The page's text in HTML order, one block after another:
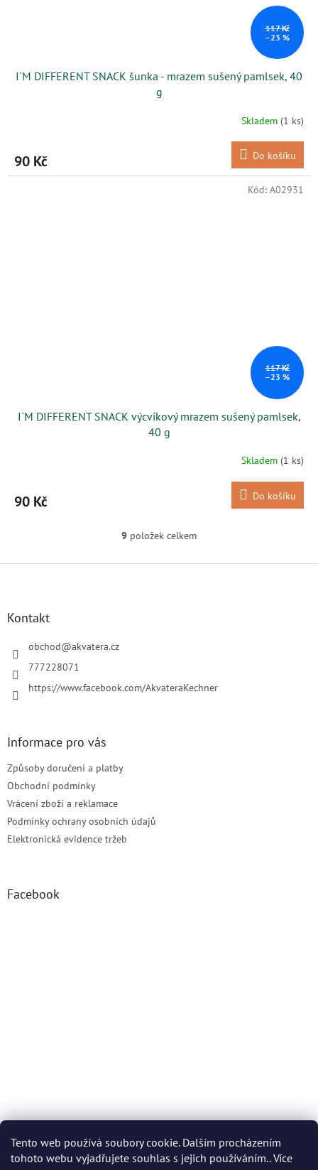
Tento web používá soubory cookie. Dalším procházením
tohoto webu vyjadřujete souhlas s jejich používáním.. Více
117 Kč
–23 %
I´M DIFFERENT SNACK šunka - mrazem sušený pamlsek, 40
g
Skladem (1 ks)
90 Kč Do košíku
117 Kč
–23 %
I´M DIFFERENT SNACK výcvikový mrazem sušený pamlsek,
40 g
Skladem (1 ks)
90 Kč Do košíku
Kód: A02931
O
l
k
9 položek celkem
Z
Kontakt
obchod@akvatera.cz
777228071
https://www.facebook.com/AkvateraKechner
Informace pro vás
Způsoby doručení a platby
Obchodní podmínky
Vrácení zboží a reklamace
Podmínky ochrany osobních údajů
Elektronická evidence tržeb
Facebook